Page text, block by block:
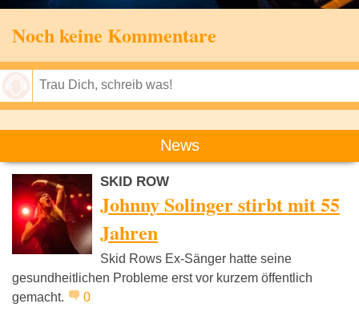
Noch keine Kommentare
News
SKID ROW
Johnny Solinger stirbt mit 55
Jahren
Skid Rows Ex-Sänger hatte seine
gesundheitlichen Probleme erst vor kurzem öffentlich
gemacht.
0